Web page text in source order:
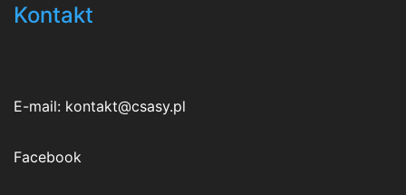
Kontakt
E-mail: kontakt@csasy.pl
Facebook